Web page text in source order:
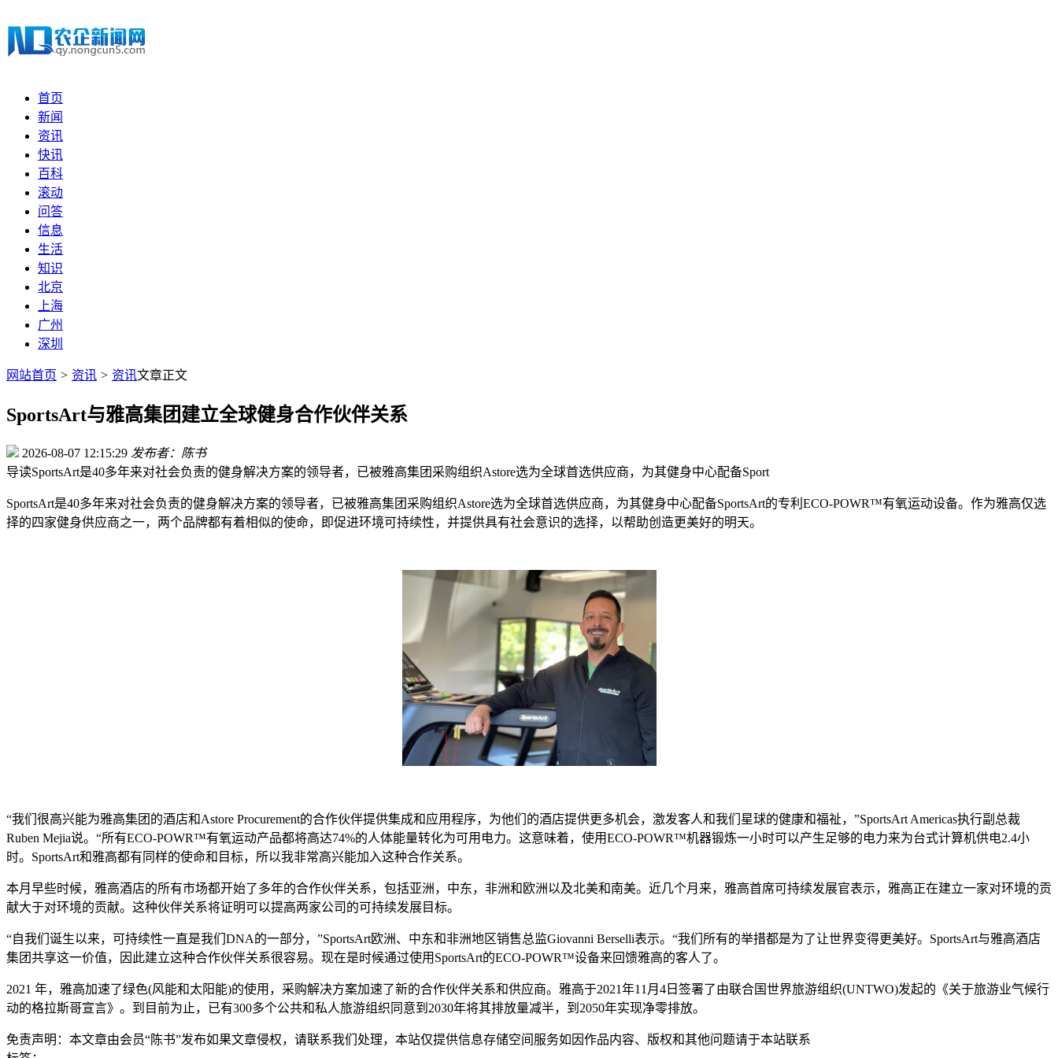
首页
新闻
资讯
快讯
百科
滚动
问答
信息
生活
知识
北京
上海
广州
深圳
网站首页 > 资讯 > 资讯文章正文
SportsArt与雅高集团建立全球健身合作伙伴关系
2026-08-07 12:15:29 发布者：陈书
导读SportsArt是40多年来对社会负责的健身解决方案的领导者，已被雅高集团采购组织Astore选为全球首选供应商，为其健身中心配备Sport
SportsArt是40多年来对社会负责的健身解决方案的领导者，已被雅高集团采购组织Astore选为全球首选供应商，为其健身中心配备SportsArt的专利ECO-POWR™有氧运动设备。作为雅高仅选
择的四家健身供应商之一，两个品牌都有着相似的使命，即促进环境可持续性，并提供具有社会意识的选择，以帮助创造更美好的明天。
“我们很高兴能为雅高集团的酒店和Astore Procurement的合作伙伴提供集成和应用程序，为他们的酒店提供更多机会，激发客人和我们星球的健康和福祉，”SportsArt Americas执行副总裁
Ruben Mejia说。“所有ECO-POWR™有氧运动产品都将高达74%的人体能量转化为可用电力。这意味着，使用ECO-POWR™机器锻炼一小时可以产生足够的电力来为台式计算机供电2.4小
时。SportsArt和雅高都有同样的使命和目标，所以我非常高兴能加入这种合作关系。
本月早些时候，雅高酒店的所有市场都开始了多年的合作伙伴关系，包括亚洲，中东，非洲和欧洲以及北美和南美。近几个月来，雅高首席可持续发展官表示，雅高正在建立一家对环境的贡
献大于对环境的贡献。这种伙伴关系将证明可以提高两家公司的可持续发展目标。
“自我们诞生以来，可持续性一直是我们DNA的一部分，”SportsArt欧洲、中东和非洲地区销售总监Giovanni Berselli表示。“我们所有的举措都是为了让世界变得更美好。SportsArt与雅高酒店
集团共享这一价值，因此建立这种合作伙伴关系很容易。现在是时候通过使用SportsArt的ECO-POWR™️设备来回馈雅高的客人了。
2021 年，雅高加速了绿色(风能和太阳能)的使用，采购解决方案加速了新的合作伙伴关系和供应商。雅高于2021年11月4日签署了由联合国世界旅游组织(UNTWO)发起的《关于旅游业气候行
动的格拉斯哥宣言》。到目前为止，已有300多个公共和私人旅游组织同意到2030年将其排放量减半，到2050年实现净零排放。
免责声明： 本文章由会员“陈书”发布如果文章侵权，请联系我们处理，本站仅提供信息存储空间服务如因作品内容、版权和其他问题请于本站联系